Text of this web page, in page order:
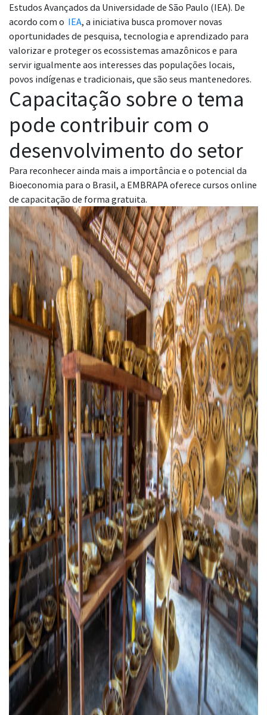
Estudos Avançados da Universidade de São Paulo (IEA). De
acordo com o IEA, a iniciativa busca promover novas
oportunidades de pesquisa, tecnologia e aprendizado para
valorizar e proteger os ecossistemas amazônicos e para
servir igualmente aos interesses das populações locais,
povos indígenas e tradicionais, que são seus mantenedores.
Capacitação sobre o tema
pode contribuir com o
desenvolvimento do setor
Para reconhecer ainda mais a importância e o potencial da
Bioeconomia para o Brasil, a EMBRAPA oferece cursos online
de capacitação de forma gratuita.